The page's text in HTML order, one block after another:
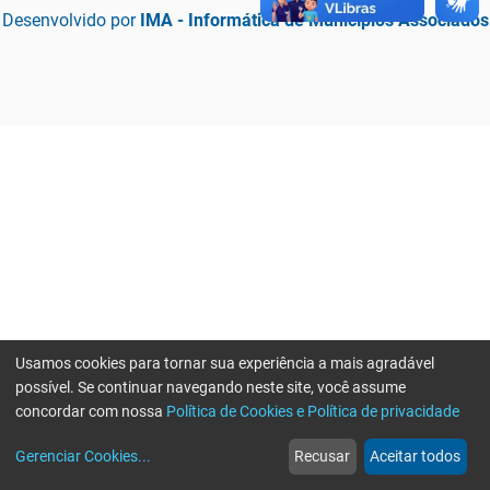
Desenvolvido por IMA - Informática de Municípios Associados
web
Notícias
more_horiz
Mais
Usamos cookies para tornar sua experiência a mais agradável
possível. Se continuar navegando neste site, você assume
concordar com nossa Política de Cookies e Política de privacidade
Gerenciar Cookies... Recusar Aceitar todos
Erro ao enviar informações, por favor tente novamente